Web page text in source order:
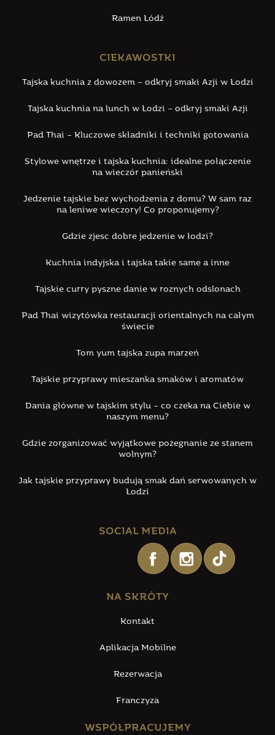
Ramen Łódź
CIEKAWOSTKI
Tajska kuchnia z dowozem – odkryj smaki Azji w Łodzi
Tajska kuchnia na lunch w Łodzi – odkryj smaki Azji
Pad Thai – Kluczowe składniki i techniki gotowania
Stylowe wnętrze i tajska kuchnia: idealne połączenie
na wieczór panieński
Jedzenie tajskie bez wychodzenia z domu? W sam raz
na leniwe wieczory! Co proponujemy?
Gdzie zjesc dobre jedzenie w łodzi?
Kuchnia indyjska i tajska takie same a inne
Tajskie curry pyszne danie w roznych odslonach
Pad Thai wizytówka restauracji orientalnych na całym
świecie
Tom yum tajska zupa marzeń
Tajskie przyprawy mieszanka smaków i aromatów
Dania główne w tajskim stylu – co czeka na Ciebie w
naszym menu?
Gdzie zorganizować wyjątkowe pożegnanie ze stanem
wolnym?
Jak tajskie przyprawy budują smak dań serwowanych w
Łodzi
SOCIAL MEDIA
NA SKRÓTY
Kontakt
Aplikacja Mobilne
Rezerwacja
Franczyza
WSPÓŁPRACUJEMY